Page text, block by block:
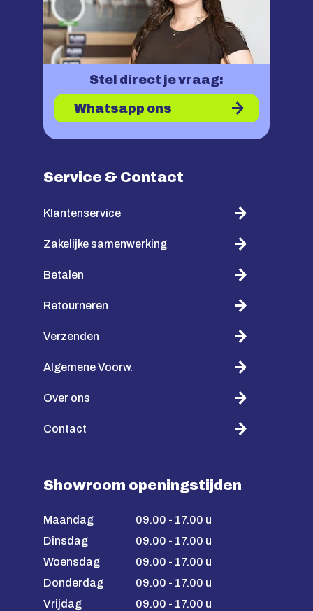
Stel direct je vraag:
Whatsapp ons
Service & Contact
Klantenservice
Zakelijke samenwerking
Betalen
Retourneren
Verzenden
Algemene Voorw.
Over ons
Contact
Showroom openingstijden
Maandag
09.00 - 17.00 u
Dinsdag
09.00 - 17.00 u
Woensdag
09.00 - 17.00 u
Donderdag
09.00 - 17.00 u
Vrijdag
09.00 - 17.00 u